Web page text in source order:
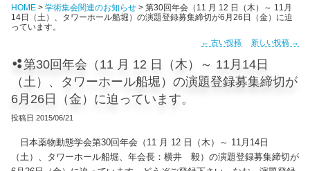
HOME > 学術集会関連のお知らせ > 第30回年会（11 月 12 日（木）～ 11月
14日（土）、タワーホール船堀）の演題登録募集締切が6月26日（金）に迫
っています。
← 古い投稿 新しい投稿 →
第30回年会（11 月 12 日（木）～ 11月14日
（土）、タワーホール船堀）の演題登録募集締切が
6月26日（金）に迫っています。
投稿日 2015/06/21
日本薬物動態学会第30回年会（11 月 12 日（木）～ 11月14日
（土）、タワーホール船堀、年会長：横井 毅）の演題登録募集締切が